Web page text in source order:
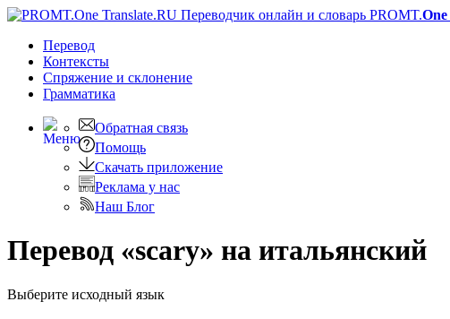
PROMT.One
Перевод
Контексты
Спряжение и склонение
Грамматика
Обратная связь
Помощь
Скачать приложение
Реклама у нас
Наш Блог
Перевод «scary» на итальянский
Выберите исходный язык